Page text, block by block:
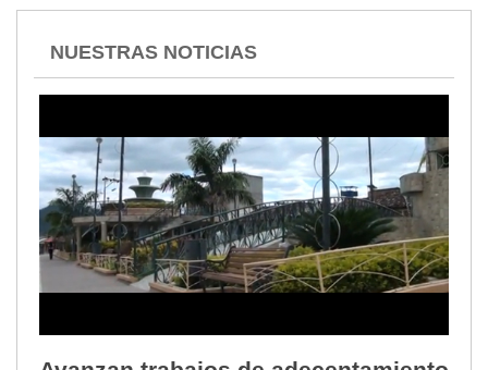
NUESTRAS NOTICIAS